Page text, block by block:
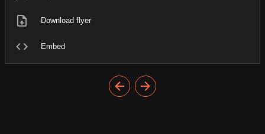
Download flyer
Embed